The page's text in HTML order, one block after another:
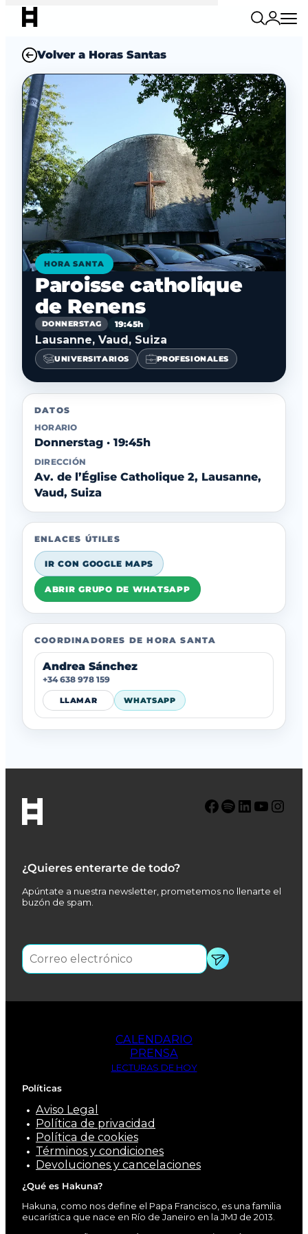
Volver a Horas Santas
HORA SANTA
Paroisse catholique
de Renens
DONNERSTAG 19:45h
Lausanne, Vaud, Suiza
UNIVERSITARIOS PROFESIONALES
DATOS
HORARIO
Donnerstag · 19:45h
DIRECCIÓN
Av. de l’Église Catholique 2, Lausanne,
Vaud, Suiza
ENLACES ÚTILES
IR CON GOOGLE MAPS
ABRIR GRUPO DE WHATSAPP
COORDINADORES DE HORA SANTA
Andrea Sánchez
+34 638 978 159
LLAMAR WHATSAPP
¿Quieres enterarte de todo?
Apúntate a nuestra newsletter, prometemos no llenarte el
buzón de spam.
Facebook Spotify LinkedIn YouTube Instagram
CALENDARIO
PRENSA
LECTURAS DE HOY
Políticas
Aviso Legal
Política de privacidad
Política de cookies
Términos y condiciones
Devoluciones y cancelaciones
¿Qué es Hakuna?
Hakuna, como nos define el Papa Francisco, es una familia
eucarística que nace en Río de Janeiro en la JMJ de 2013.